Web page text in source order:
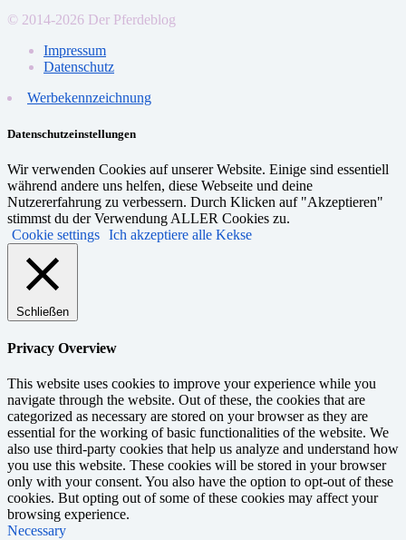
© 2014-2026 Der Pferdeblog
Impressum
Datenschutz
Werbekennzeichnung
Datenschutzeinstellungen
Wir verwenden Cookies auf unserer Website. Einige sind essentiell
während andere uns helfen, diese Webseite und deine
Nutzererfahrung zu verbessern. Durch Klicken auf "Akzeptieren"
stimmst du der Verwendung ALLER Cookies zu.
Cookie settings Ich akzeptiere alle Kekse
Schließen
Privacy Overview
This website uses cookies to improve your experience while you
navigate through the website. Out of these, the cookies that are
categorized as necessary are stored on your browser as they are
essential for the working of basic functionalities of the website. We
also use third-party cookies that help us analyze and understand how
you use this website. These cookies will be stored in your browser
only with your consent. You also have the option to opt-out of these
cookies. But opting out of some of these cookies may affect your
browsing experience.
Necessary